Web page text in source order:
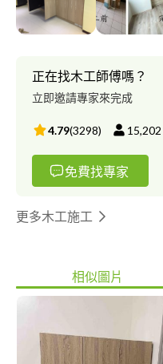
正在找木工師傅嗎？
立即邀請專家來完成
4.79(3298) 15,202
免費找專家
更多木工施工
相似圖片